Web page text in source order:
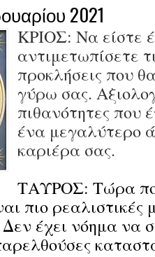
2021
ΚΡΙΟΣ: Να είστε
αντιμετωπίσετε
προκλήσεις που
γύρω σας.
πιθανότητες που
ένα μεγαλύτερο
καριέρα σας.
ΤΑΥΡΟΣ: Τώρα
πιο
Δεν έχει νόημα να